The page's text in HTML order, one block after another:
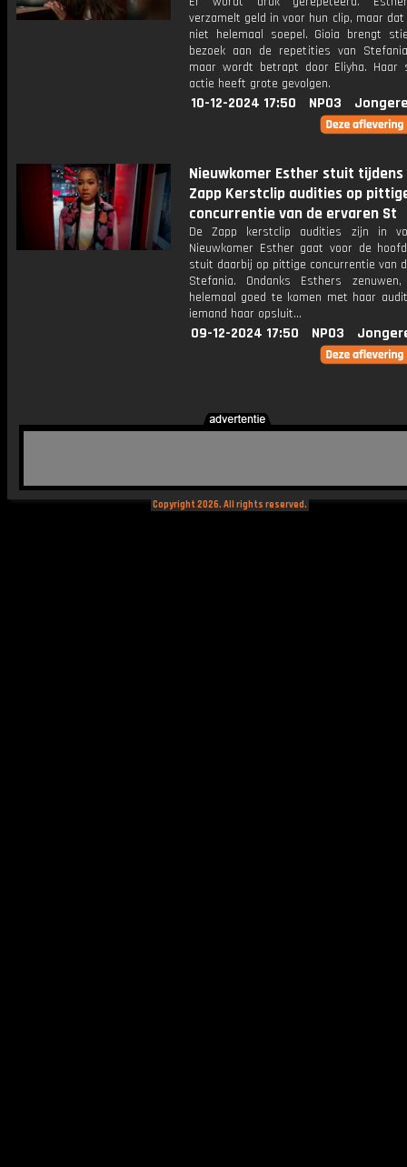
verzamelt geld in voor hun clip, maar
niet helemaal soepel. Gioia brengt
bezoek aan de repetities van
maar wordt betrapt door Eliyha. Haar
actie heeft grote gevolgen.
10-12-2024 17:50 NPO3
Nieuwkomer Esther stuit tijdens
Zapp Kerstclip audities op
concurrentie van de ervaren St
De Zapp kerstclip audities zijn in
Nieuwkomer Esther gaat voor de
stuit daarbij op pittige concurrentie van
Stefania. Ondanks Esthers
helemaal goed te komen met haar
iemand haar opsluit...
09-12-2024 17:50 NPO3
Copyright 2026. All rights reserved.